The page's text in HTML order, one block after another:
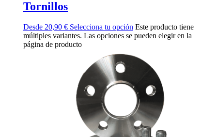
Tornillos
Desde 20,90 € Selecciona tu opción Este producto tiene
múltiples variantes. Las opciones se pueden elegir en la
página de producto